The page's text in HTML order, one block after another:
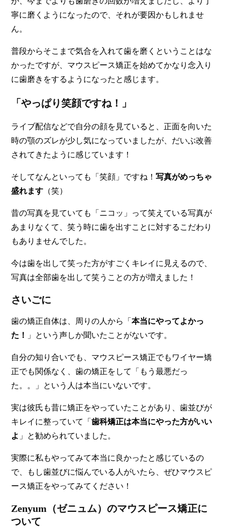
寧に磨くようになったので、それが要因かもしれませ
ん。
普段からそこまで気合を入れて歯を磨くということはな
かったですが、マウスピース矯正を始めてかなり念入り
に歯磨きをするようになったと感じます。
「やっぱり笑顔ですね！」
ライブ配信などで自分の顔を見ていると、 正面を向いた
時の顎のズレが少し気になっていましたが、だいぶ改善
されてきたように感じています ！
そしてなんといっても「笑顔」ですね！写真がめっちゃ
盛れます （笑）
昔の写真を見ていても「ニコッ」って笑えている写真が
あまりなくて、笑う時に歯を出すことに対するこだわり
もありませんでした。
今は歯を出して笑った方がすごくキレイに見えるので、
写真は全部歯を出して笑うことの方が増えました ！
さいごに
歯の矯正自体は、 周りの人から「本当にやってよかっ
た！
」という声しか聞いたことがないです。
自分の知り合いでも、マウスピース矯正でもワイヤー矯
正でも関係なく、歯の矯正をして「もう最悪だっ
た。。」という人は本当にいないです。
実は彼氏も昔に矯正をやっていたことがあり、歯並びが
キレイに整っていて「歯科矯正は本当にやった方がいい
よ 」と勧められていました。
実際に私もやってみて本当に良かったと感じているの
で、もし歯並びに悩んでいる人がいたら、ぜひマウスピ
ース矯正をやってみてください！
Zenyum（ゼニュム）のマウスピース矯正に
ついて